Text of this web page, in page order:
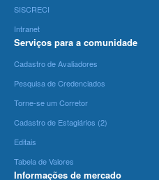
SISCRECI
Intranet
Serviços para a comunidade
Cadastro de Avaliadores
Pesquisa de Credenciados
Torne-se um Corretor
Cadastro de Estagiários (2)
Editais
Tabela de Valores
Informações de mercado